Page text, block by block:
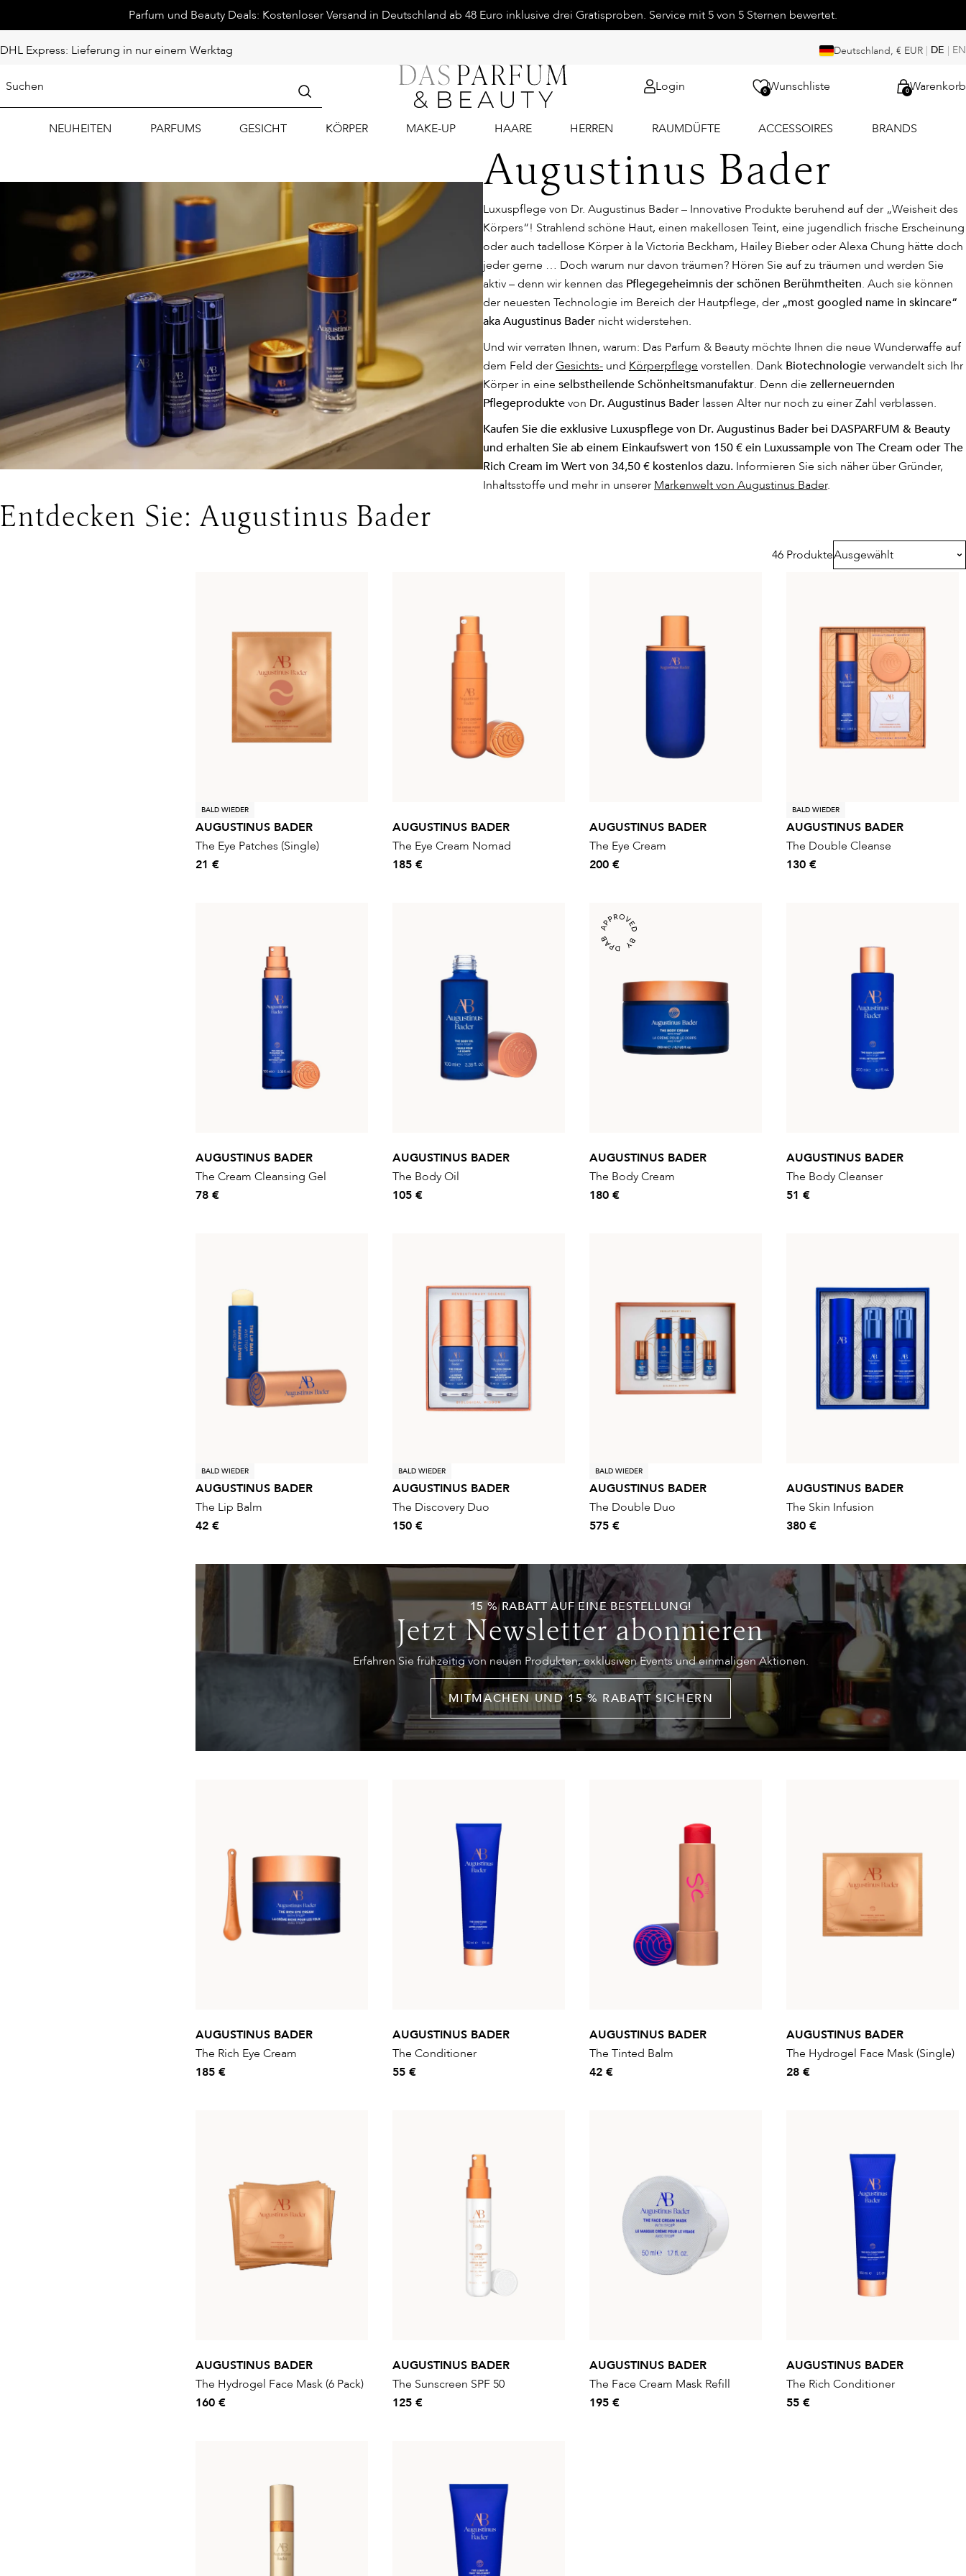
Parfum und Beauty Deals: Kostenloser Versand in Deutschland ab 48 Euro inklusive drei Gratisproben. Service mit 5 von 5 Sternen bewertet.
DHL Express: Lieferung in nur einem Werktag Deutschland, € EUR | DE | EN
Login 0Wunschliste 0Warenkorb
NEUHEITEN PARFUMS GESICHT KÖRPER MAKE-UP HAARE HERREN RAUMDÜFTE ACCESSOIRES BRANDS
Augustinus Bader
Luxuspflege von Dr. Augustinus Bader – Innovative Produkte beruhend auf der „Weisheit des
Körpers“! Strahlend schöne Haut, einen makellosen Teint, eine jugendlich frische Erscheinung
oder auch tadellose Körper à la Victoria Beckham, Hailey Bieber oder Alexa Chung hätte doch
jeder gerne … Doch warum nur davon träumen? Hören Sie auf zu träumen und werden Sie
aktiv – denn wir kennen das Pflegegeheimnis der schönen Berühmtheiten. Auch sie können
der neuesten Technologie im Bereich der Hautpflege, der „most googled name in skincare“
aka Augustinus Bader nicht widerstehen.
Und wir verraten Ihnen, warum: Das Parfum & Beauty möchte Ihnen die neue Wunderwaffe auf
dem Feld derGesichts- und Körperpflege vorstellen. Dank Biotechnologieverwandelt sich Ihr
Körper in eine selbstheilende Schönheitsmanufaktur. Denn die zellerneuernden
Pflegeproduktevon Dr. Augustinus Bader lassen Alter nur noch zu einer Zahl verblassen.
Kaufen Sie die exklusive Luxuspflege von Dr. Augustinus Bader bei DASPARFUM & Beauty
und erhalten Sie ab einem Einkaufswert von 150 € ein Luxussample von The Cream oder The
Rich Cream im Wert von 34,50 € kostenlos dazu. Informieren Sie sich näher über Gründer,
Inhaltsstoffe und mehr in unserer Markenwelt von Augustinus Bader.
Entdecken Sie: Augustinus Bader
46 ProdukteAusgewählt
BALD WIEDER
AUGUSTINUS BADER
The Eye Patches (Single)
21 €
AUGUSTINUS BADER
The Eye Cream Nomad
185 €
AUGUSTINUS BADER
The Eye Cream
200 €
BALD WIEDER
AUGUSTINUS BADER
The Double Cleanse
130 €
AUGUSTINUS BADER
The Cream Cleansing Gel
78 €
AUGUSTINUS BADER
The Body Oil
105 €
AUGUSTINUS BADER
The Body Cream
180 €
AUGUSTINUS BADER
The Body Cleanser
51 €
BALD WIEDER
AUGUSTINUS BADER
The Lip Balm
42 €
BALD WIEDER
AUGUSTINUS BADER
The Discovery Duo
150 €
BALD WIEDER
AUGUSTINUS BADER
The Double Duo
575 €
AUGUSTINUS BADER
The Skin Infusion
380 €
15 % RABATT AUF EINE BESTELLUNG!
Jetzt Newsletter abonnieren
Erfahren Sie frühzeitig von neuen Produkten, exklusiven Events und einmaligen Aktionen.
MITMACHEN UND 15 % RABATT SICHERN
AUGUSTINUS BADER
The Rich Eye Cream
185 €
AUGUSTINUS BADER
The Conditioner
55 €
AUGUSTINUS BADER
The Tinted Balm
42 €
AUGUSTINUS BADER
The Hydrogel Face Mask (Single)
28 €
AUGUSTINUS BADER
The Hydrogel Face Mask (6 Pack)
160 €
AUGUSTINUS BADER
The Sunscreen SPF 50
125 €
AUGUSTINUS BADER
The Face Cream Mask Refill
195 €
AUGUSTINUS BADER
The Rich Conditioner
55 €